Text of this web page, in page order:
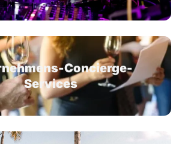
Concierge-
Services